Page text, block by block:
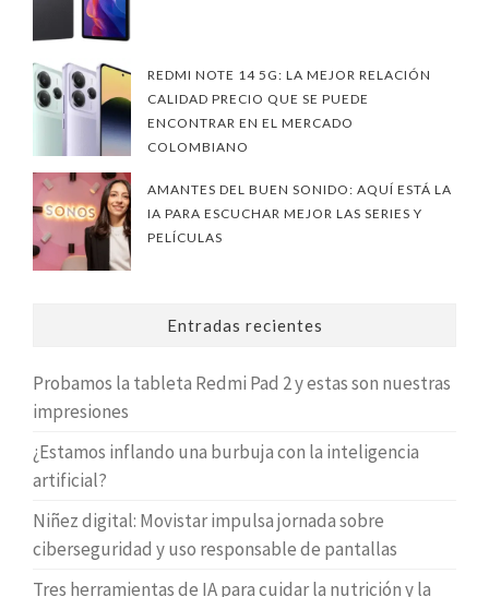
REDMI NOTE 14 5G: LA MEJOR RELACIÓN
CALIDAD PRECIO QUE SE PUEDE
ENCONTRAR EN EL MERCADO
COLOMBIANO
AMANTES DEL BUEN SONIDO: AQUÍ ESTÁ LA
IA PARA ESCUCHAR MEJOR LAS SERIES Y
PELÍCULAS
Entradas recientes
Probamos la tableta Redmi Pad 2 y estas son nuestras
impresiones
¿Estamos inflando una burbuja con la inteligencia
artificial?
Niñez digital: Movistar impulsa jornada sobre
ciberseguridad y uso responsable de pantallas
Tres herramientas de IA para cuidar la nutrición y la